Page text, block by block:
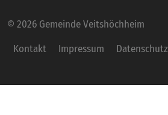
© 2026 Gemeinde Veitshöchheim
Kontakt
Impressum Datenschutz